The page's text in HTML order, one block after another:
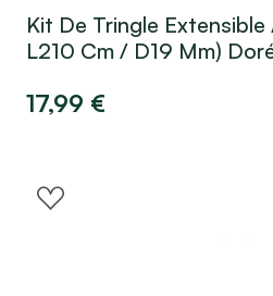
Kit De Tringle
L210 Cm / D19 Mm)
17,99 €